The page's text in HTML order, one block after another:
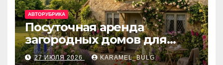
АВТОРУБРИКА
Посуточная аренда
загородных домов для
отдыха
27 ИЮЛЯ 2026 KARAMEL_BULG